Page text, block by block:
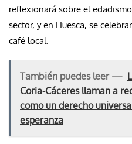
reflexionará sobre el
sector, y en Huesca, se
café local.
También puedes leer —
Coria-Cáceres llaman a
como un derecho
esperanza